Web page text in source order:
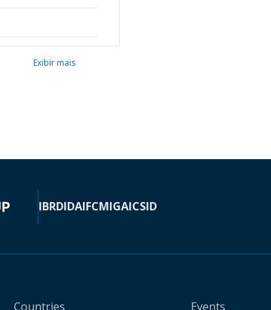
Exibir mais
IBRDIDAIFCMIGAICSID
Countries Events